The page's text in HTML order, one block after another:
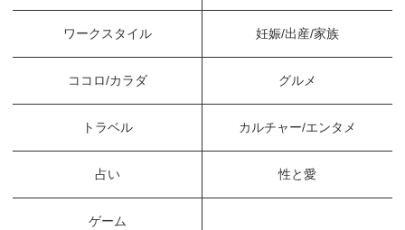
ワークスタイル 妊娠/出産/家族
ココロ/カラダ グルメ
トラベル カルチャー/エンタメ
占い 性と愛
ゲーム